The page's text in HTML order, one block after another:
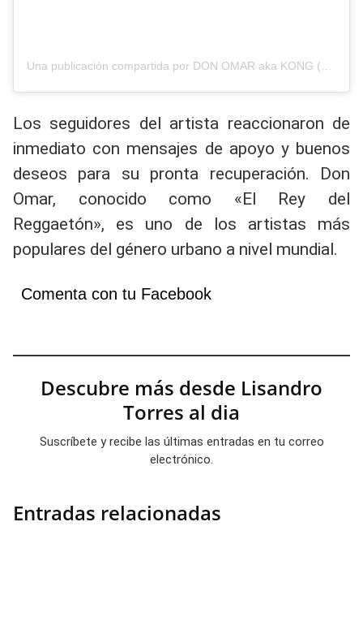
Una publicación compartida por DON OMAR aka KONG (@donomar)
Los seguidores del artista reaccionaron de
inmediato con mensajes de apoyo y buenos
deseos para su pronta recuperación. Don
Omar, conocido como «El Rey del
Reggaetón», es uno de los artistas más
populares del género urbano a nivel mundial.
Comenta con tu Facebook
Descubre más desde Lisandro
Torres al dia
Suscríbete y recibe las últimas entradas en tu correo
electrónico.
Entradas relacionadas